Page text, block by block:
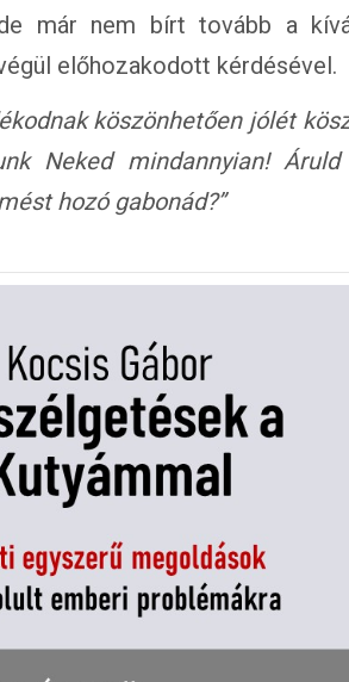
már nem bírt tovább a
előhozakodott kérdésével.
köszönhetően jólét
Neked mindannyian!
hozó gabonád?”